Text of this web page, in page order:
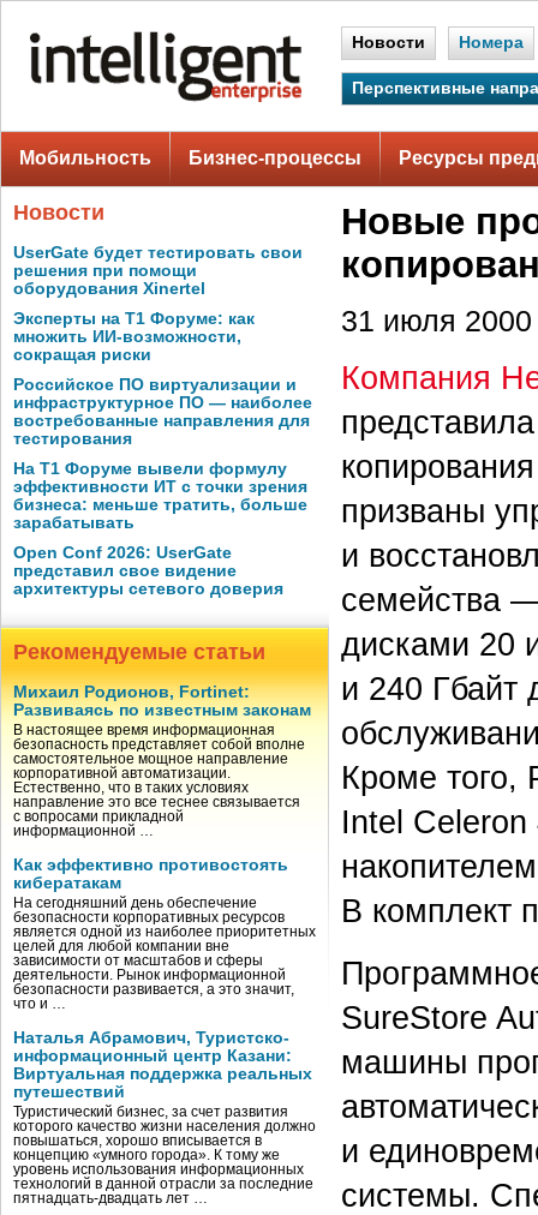
Новости Номера
Перспективные
Мобильность Бизнес-процессы Ресурсы
Новости
UserGate будет тестировать свои
решения при помощи
оборудования Xinertel
Эксперты на Т1 Форуме: как
множить ИИ-возможности,
сокращая риски
Российское ПО виртуализации и
инфраструктурное ПО — наиболее
востребованные направления для
тестирования
На Т1 Форуме вывели формулу
эффективности ИТ с точки зрения
бизнеса: меньше тратить, больше
зарабатывать
Open Conf 2026: UserGate
представил свое видение
архитектуры сетевого доверия
Рекомендуемые статьи
Михаил Родионов, Fortinet:
Развиваясь по известным законам
В настоящее время информационная
безопасность представляет собой вполне
самостоятельное мощное направление
корпоративной автоматизации.
Естественно, что в таких условиях
направление это все теснее связывается
с вопросами прикладной
информационной …
Как эффективно противостоять
кибератакам
На сегодняшний день обеспечение
безопасности корпоративных ресурсов
является одной из наиболее приоритетных
целей для любой компании вне
зависимости от масштабов и сферы
деятельности. Рынок информационной
безопасности развивается, а это значит,
что и …
Наталья Абрамович, Туристско-
информационный центр Казани:
Виртуальная поддержка реальных
путешествий
Туристический бизнес, за счет развития
которого качество жизни населения должно
повышаться, хорошо вписывается в
концепцию «умного города». К тому же
уровень использования информационных
технологий в данной отрасли за последние
пятнадцать-двадцать лет …
Новые
31 июля 2000
Компания
призваны
и
семейства
дисками 20
и 240 Гбайт
Кроме того,
Intel
В комплект
SureStore
машины
и
системы.